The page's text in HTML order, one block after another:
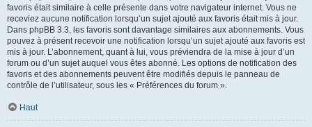
favoris était similaire à celle présente dans votre navigateur internet. Vous ne
receviez aucune notification lorsqu’un sujet ajouté aux favoris était mis à jour.
Dans phpBB 3.3, les favoris sont davantage similaires aux abonnements. Vous
pouvez à présent recevoir une notification lorsqu’un sujet ajouté aux favoris est
mis à jour. L’abonnement, quant à lui, vous préviendra de la mise à jour d’un
forum ou d’un sujet auquel vous êtes abonné. Les options de notification des
favoris et des abonnements peuvent être modifiés depuis le panneau de
contrôle de l’utilisateur, sous les « Préférences du forum ».
Haut